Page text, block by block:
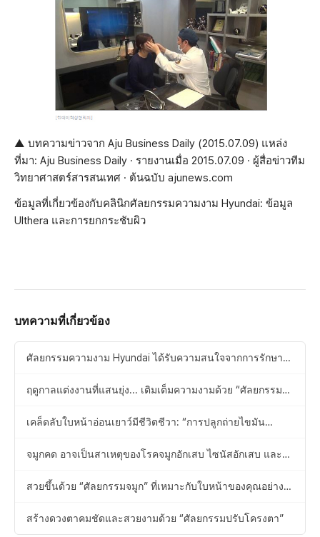
▲ บทความข่าวจาก Aju Business Daily (2015.07.09) แหล่ง
ที่มา: Aju Business Daily · รายงานเมื่อ 2015.07.09 · ผู้สื่อข่าวทีม
วิทยาศาสตร์สารสนเทศ · ต้นฉบับ ajunews.com
ข้อมูลที่เกี่ยวข้องกับคลินิกศัลยกรรมความงาม Hyundai: ข้อมูล
Ulthera และการยกกระชับผิว
บทความที่เกี่ยวข้อง
ศัลยกรรมความงาม Hyundai ได้รับความสนใจจากการรักษา
ฤดูกาลแต่งงานที่แสนยุ่ง... เติมเต็มความงามด้วย “ศัลยกรรม
เคล็ดลับใบหน้าอ่อนเยาว์มีชีวิตชีวา: “การปลูกถ่ายไขมัน
จมูกคด อาจเป็นสาเหตุของโรคจมูกอักเสบ ไซนัสอักเสบ และ
สวยขึ้นด้วย “ศัลยกรรมจมูก” ที่เหมาะกับใบหน้าของคุณอย่าง
สร้างดวงตาคมชัดและสวยงามด้วย “ศัลยกรรมปรับโครงตา”